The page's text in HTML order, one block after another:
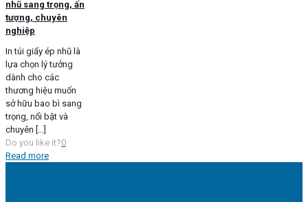
nhũ sang trọng, ấn
tượng, chuyên
nghiệp
In túi giấy ép nhũ là
lựa chọn lý tưởng
dành cho các
thương hiệu muốn
sở hữu bao bì sang
trọng, nổi bật và
chuyên
Do you like it?0
Read more